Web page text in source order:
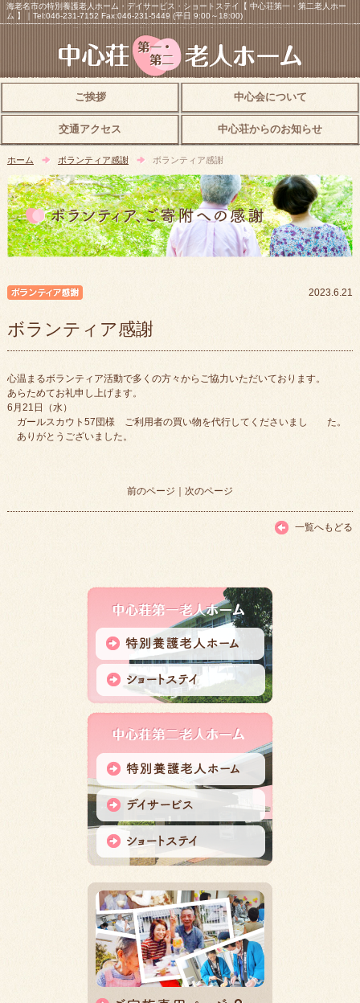
海老名市の特別養護老人ホーム・デイサービス・ショートステイ【 中心荘第一・第二老人ホー
ム 】｜Tel:046-231-7152 Fax:046-231-5449 (平日 9:00～18:00)
ご挨拶 中心会について
交通アクセス 中心荘からのお知らせ
ホーム ボランティア感謝 ボランティア感謝
2023.6.21
ボランティア感謝
心温まるボランティア活動で多くの方々からご協力いただいております。
あらためてお礼申し上げます。
6月21日（水）
ガールスカウト57団様 ご利用者の買い物を代行してくださいまし た。
ありがとうございました。
前のページ ｜ 次のページ
一覧へもどる